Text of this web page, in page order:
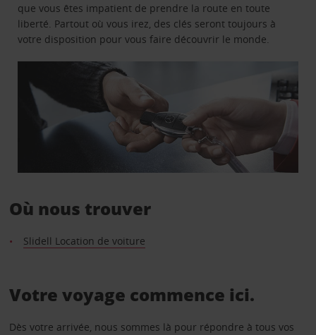
que vous êtes impatient de prendre la route en toute
liberté. Partout où vous irez, des clés seront toujours à
votre disposition pour vous faire découvrir le monde.
Où nous trouver
Slidell Location de voiture
Votre voyage commence ici.
Dès votre arrivée, nous sommes là pour répondre à tous vos